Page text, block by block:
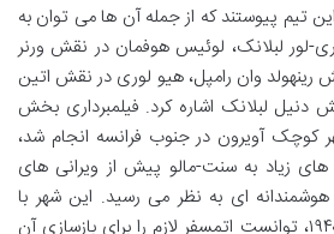
تیم پیوستند که از جمله آن ها می توان به
لور لبلانک، لوئیس هوفمان در نقش ورنر
رینهولد وان رامپل، هیو لوری در نقش اتین
دنیل لبلانک اشاره کرد. فیلمبرداری بخش
کوچک آویرون در جنوب فرانسه انجام شد،
زیاد به سنت-مالو پیش از ویرانی های
ای به نظر می رسید. این شهر با
خیابان ها و معماری دهه ۱۹۴۰، توانست اتمسفر لازم را برای بازسازی آن